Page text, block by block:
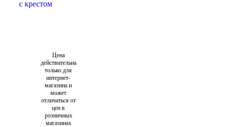
Цена
действительна
только для
интернет-
магазина и
может
отличаться от
цен в
розничных
магазинах